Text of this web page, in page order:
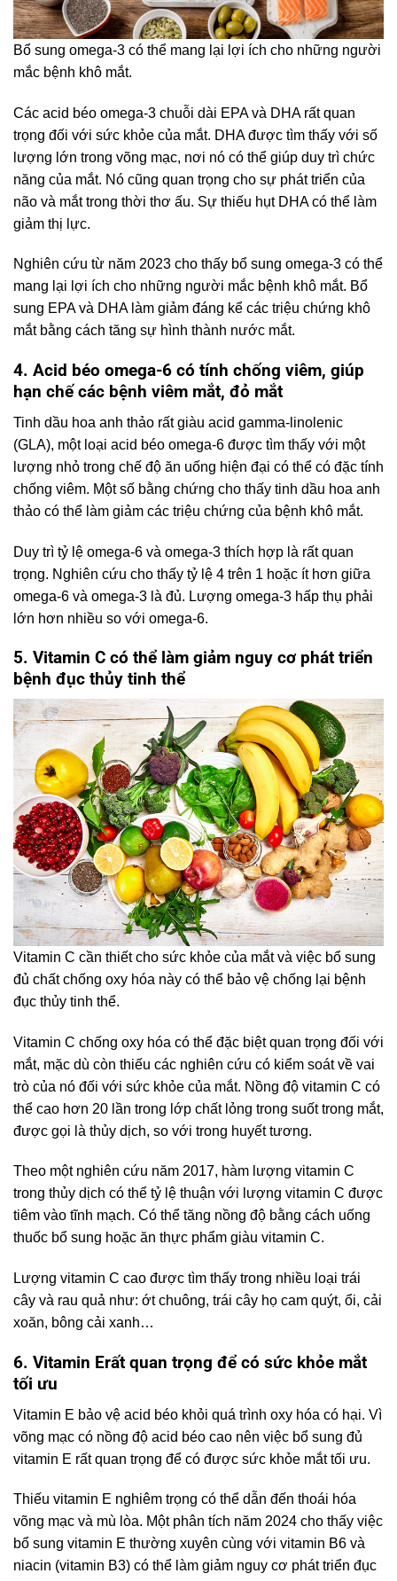
Bổ sung omega-3 có thể mang lại lợi ích cho những người
mắc bệnh khô mắt.
Các acid béo omega-3 chuỗi dài EPA và DHA rất quan
trọng đối với sức khỏe của mắt. DHA được tìm thấy với số
lượng lớn trong võng mạc, nơi nó có thể giúp duy trì chức
năng của mắt. Nó cũng quan trọng cho sự phát triển của
não và mắt trong thời thơ ấu. Sự thiếu hụt DHA có thể làm
giảm thị lực.
Nghiên cứu từ năm 2023 cho thấy bổ sung omega-3 có thể
mang lại lợi ích cho những người mắc bệnh khô mắt. Bổ
sung EPA và DHA làm giảm đáng kể các triệu chứng khô
mắt bằng cách tăng sự hình thành nước mắt.
4. Acid béo omega-6 có tính chống viêm, giúp
hạn chế các bệnh viêm mắt, đỏ mắt
Tinh dầu hoa anh thảo rất giàu acid gamma-linolenic
(GLA), một loại acid béo omega-6 được tìm thấy với một
lượng nhỏ trong chế độ ăn uống hiện đại có thể có đặc tính
chống viêm. Một số bằng chứng cho thấy tinh dầu hoa anh
thảo có thể làm giảm các triệu chứng của bệnh khô mắt.
Duy trì tỷ lệ omega-6 và omega-3 thích hợp là rất quan
trọng. Nghiên cứu cho thấy tỷ lệ 4 trên 1 hoặc ít hơn giữa
omega-6 và omega-3 là đủ. Lượng omega-3 hấp thụ phải
lớn hơn nhiều so với omega-6.
5. Vitamin C có thể làm giảm nguy cơ phát triển
bệnh đục thủy tinh thể
Vitamin C cần thiết cho sức khỏe của mắt và việc bổ sung
đủ chất chống oxy hóa này có thể bảo vệ chống lại bệnh
đục thủy tinh thể.
Vitamin C chống oxy hóa có thể đặc biệt quan trọng đối với
mắt, mặc dù còn thiếu các nghiên cứu có kiểm soát về vai
trò của nó đối với sức khỏe của mắt. Nồng độ vitamin C có
thể cao hơn 20 lần trong lớp chất lỏng trong suốt trong mắt,
được gọi là thủy dịch, so với trong huyết tương.
Theo một nghiên cứu năm 2017, hàm lượng vitamin C
trong thủy dịch có thể tỷ lệ thuận với lượng vitamin C được
tiêm vào tĩnh mạch. Có thể tăng nồng độ bằng cách uống
thuốc bổ sung hoặc ăn thực phẩm giàu vitamin C.
Lượng vitamin C cao được tìm thấy trong nhiều loại trái
cây và rau quả như: ớt chuông, trái cây họ cam quýt, ổi, cải
xoăn, bông cải xanh…
6. Vitamin Erất quan trọng để có sức khỏe mắt
tối ưu
Vitamin E bảo vệ acid béo khỏi quá trình oxy hóa có hại. Vì
võng mạc có nồng độ acid béo cao nên việc bổ sung đủ
vitamin E rất quan trọng để có được sức khỏe mắt tối ưu.
Thiếu vitamin E nghiêm trọng có thể dẫn đến thoái hóa
võng mạc và mù lòa. Một phân tích năm 2024 cho thấy việc
bổ sung vitamin E thường xuyên cùng với vitamin B6 và
niacin (vitamin B3) có thể làm giảm nguy cơ phát triển đục